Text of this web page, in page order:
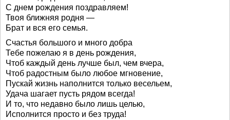
С днем рождения поздравляем!
Твоя ближняя родня —
Брат и вся его семья.
Счастья большого и много добра
Тебе пожелаю я в день рождения,
Чтоб каждый день лучше был, чем вчера,
Чтоб радостным было любое мгновение,
Пускай жизнь наполнится только весельем,
Удача шагает пусть рядом всегда!
И то, что недавно было лишь целью,
Исполнится просто и без труда!